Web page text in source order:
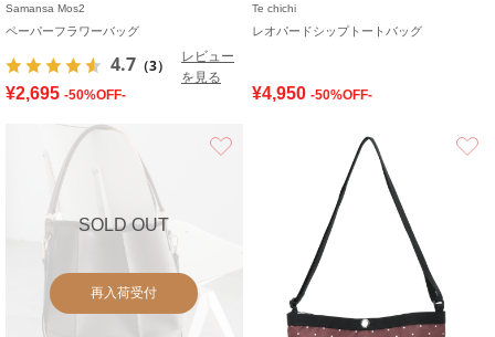
Samansa Mos2
ペーパーフラワーバッグ
4.7 （3）
レビュー
を見る
¥2,695 -50%OFF-
Te chichi
レオパードシップトートバッグ
¥4,950 -50%OFF-
SOLD OUT
再入荷受付